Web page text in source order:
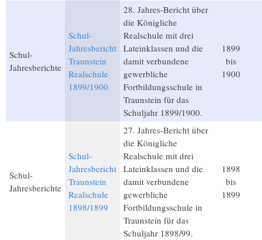
Schul-
Jahresberichte
Schul-
Jahresbericht
Traunstein
Realschule
1899/1900
28. Jahres-Bericht über
die Königliche
Realschule mit drei
Lateinklassen und die
damit verbundene
gewerbliche
Fortbildungsschule in
Traunstein für das
Schuljahr 1899/1900.
1899
bis
1900
Schul-
Jahresberichte
Schul-
Jahresbericht
Traunstein
Realschule
1898/1899
27. Jahres-Bericht über
die Königliche
Realschule mit drei
Lateinklassen und die
damit verbundene
gewerbliche
Fortbildungsschule in
Traunstein für das
Schuljahr 1898/99.
1898
bis
1899